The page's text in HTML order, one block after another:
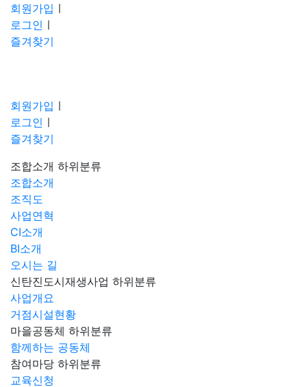
회원가입 ㅣ
로그인 ㅣ
즐겨찾기
회원가입 ㅣ
로그인 ㅣ
즐겨찾기
조합소개 하위분류
조합소개
조직도
사업연혁
CI소개
BI소개
오시는 길
신탄진도시재생사업 하위분류
사업개요
거점시설현황
마을공동체 하위분류
함께하는 공동체
참여마당 하위분류
교육신청